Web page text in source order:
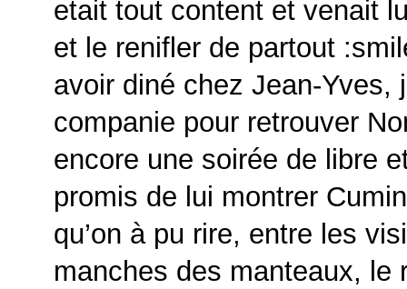
etait tout content et venait
et le renifler de partout
avoir diné chez Jean-Yves,
companie pour retrouver
encore une soirée de libre
promis de lui montrer
qu’on à pu rire, entre les
manches des manteaux, le